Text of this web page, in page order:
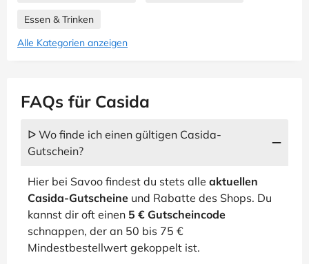
Essen & Trinken
Alle Kategorien anzeigen
FAQs für Casida
ᐅ Wo finde ich einen gültigen Casida-
Gutschein?
Hier bei Savoo findest du stets alle aktuellen
Casida-Gutscheine und Rabatte des Shops. Du
kannst dir oft einen 5 € Gutscheincode
schnappen, der an 50 bis 75 €
Mindestbestellwert gekoppelt ist.